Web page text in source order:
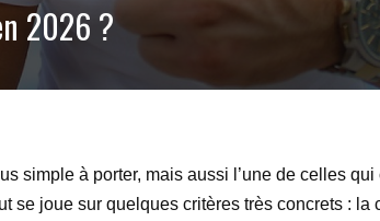
2026 ?
simple à porter, mais aussi l’une de celles
se joue sur quelques critères très concrets :